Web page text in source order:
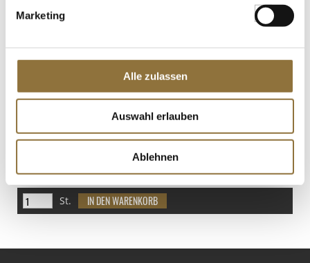
Marketing
Alle zulassen
Auswahl erlauben
Ablehnen
LEBENSMITTELKENNZEICHNUNGEN
St.